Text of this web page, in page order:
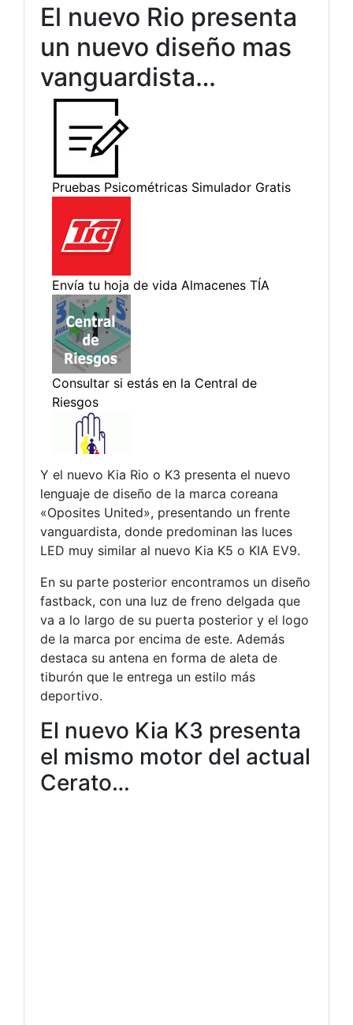
El nuevo Rio presenta
un nuevo diseño mas
vanguardista…
Y el nuevo Kia Rio o K3 presenta el nuevo
lenguaje de diseño de la marca coreana
«Oposites United», presentando un frente
vanguardista, donde predominan las luces
LED muy similar al nuevo Kia K5 o KIA EV9.
En su parte posterior encontramos un diseño
fastback, con una luz de freno delgada que
va a lo largo de su puerta posterior y el logo
de la marca por encima de este. Además
destaca su antena en forma de aleta de
tiburón que le entrega un estilo más
deportivo.
El nuevo Kia K3 presenta
el mismo motor del actual
Cerato…